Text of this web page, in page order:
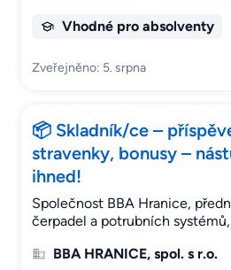
Vhodné pro absolventy
Zveřejněno: 5. srpna
📦 Skladník/ce –
stravenky, bonusy –
ihned!
Společnost BBA Hranice,
čerpadel a potrubních
BBA HRANICE, spol. s r.o.